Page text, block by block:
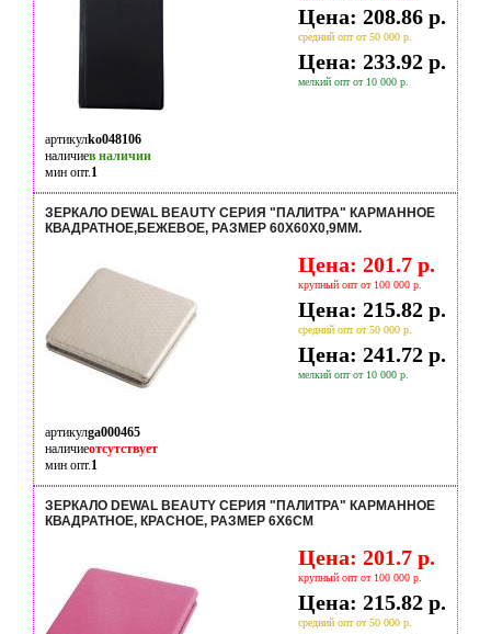
Цена: 208.86 р.
средний опт от 50 000 р.
Цена: 233.92 р.
мелкий опт от 10 000 р.
артикулko048106
наличиев наличии
мин опт.1
ЗЕРКАЛО DEWAL BEAUTY СЕРИЯ "ПАЛИТРА" КАРМАННОЕ
КВАДРАТНОЕ,БЕЖЕВОЕ, РАЗМЕР 60Х60Х0,9ММ.
Цена: 201.7 р.
крупный опт от 100 000 р.
Цена: 215.82 р.
средний опт от 50 000 р.
Цена: 241.72 р.
мелкий опт от 10 000 р.
артикулga000465
наличиеотсутствует
мин опт.1
ЗЕРКАЛО DEWAL BEAUTY СЕРИЯ "ПАЛИТРА" КАРМАННОЕ
КВАДРАТНОЕ, КРАСНОЕ, РАЗМЕР 6Х6СМ
Цена: 201.7 р.
крупный опт от 100 000 р.
Цена: 215.82 р.
средний опт от 50 000 р.